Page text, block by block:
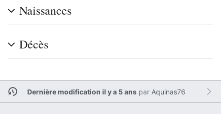
Naissances
Décès
Dernière modification il y a 5 anspar Aquinas76